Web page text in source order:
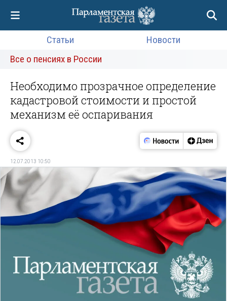
Статьи
Новости
Все о пенсиях в России
Необходимо прозрачное определение
кадастровой стоимости и простой
механизм её оспаривания
12.07.2013 10:50